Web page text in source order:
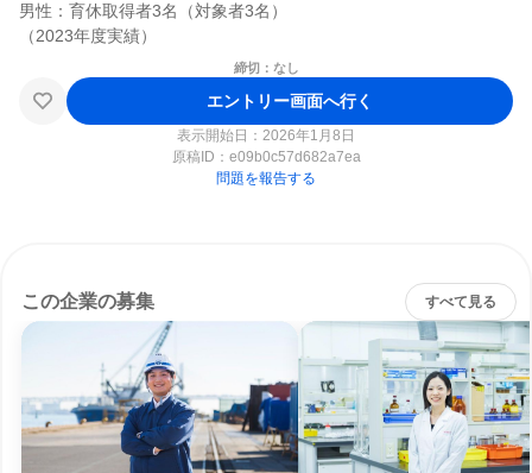
男性：育休取得者3名（対象者3名）
締切：なし
エントリー画面へ行く
表示開始日：2026年1月8日
原稿ID： e09b0c57d682a7ea
問題を報告する
この企業の募集 すべて見る